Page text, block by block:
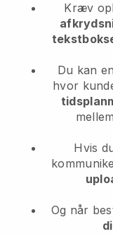
Kræv
Du kan
hvor
Hvis
Og når